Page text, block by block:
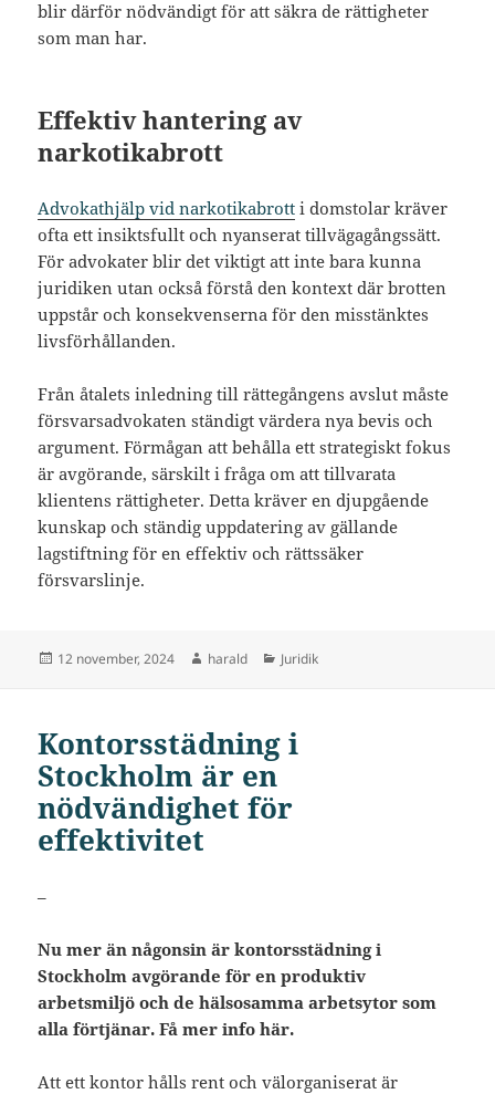
blir därför nödvändigt för att säkra de rättigheter
som man har.
Effektiv hantering av
narkotikabrott
Advokathjälp vid narkotikabrott i domstolar kräver
ofta ett insiktsfullt och nyanserat tillvägagångssätt.
För advokater blir det viktigt att inte bara kunna
juridiken utan också förstå den kontext där brotten
uppstår och konsekvenserna för den misstänktes
livsförhållanden.
Från åtalets inledning till rättegångens avslut måste
försvarsadvokaten ständigt värdera nya bevis och
argument. Förmågan att behålla ett strategiskt fokus
är avgörande, särskilt i fråga om att tillvarata
klientens rättigheter. Detta kräver en djupgående
kunskap och ständig uppdatering av gällande
lagstiftning för en effektiv och rättssäker
försvarslinje.
Postat
12 november, 2024 Författare
harald Kategorier
Juridik
Kontorsstädning i
Stockholm är en
nödvändighet för
effektivitet
–
Nu mer än någonsin är kontorsstädning i
Stockholm avgörande för en produktiv
arbetsmiljö och de hälsosamma arbetsytor som
alla förtjänar. Få mer info här.
Att ett kontor hålls rent och välorganiserat är